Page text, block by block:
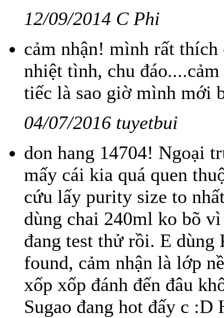
12/09/2014 C Phi
cảm nhận! mình rất
nhiệt tình, chu
tiếc là sao giờ mình mới
04/07/2016 tuyetbui
don hang 14704! Ngoại
mấy cái kia quá quen
cứu lấy purity size to
dùng chai 240ml ko bõ
đang test thử rồi. E
found, cảm nhận là lớp
xốp xốp đánh đến đâu
Sugao đang hot đấy c :D